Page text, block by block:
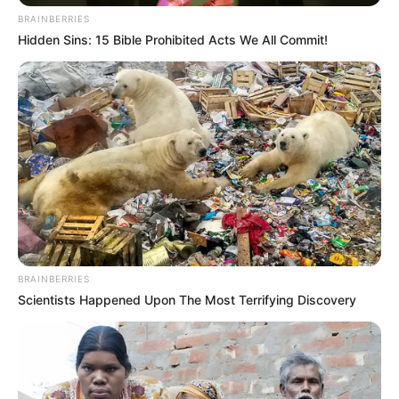
(CIB).
Além do ofício, que será substituído por procedimento
informatizado, as solicitações de credenciamento das equipes e
serviços de APS podem ser feitas por meio da plataforma e-Gestor
AB ou pelo Sistema de Apoio à Implementação de Políticas em
Saúde (Saips).
No final da página, confira o fluxo para credenciamento de equipes.
BRAINBERRIES
Hidden Sins: 15 Bible Prohibited Acts We All Commit!
BRAINBERRIES
Scientists Happened Upon The Most Terrifying Discovery